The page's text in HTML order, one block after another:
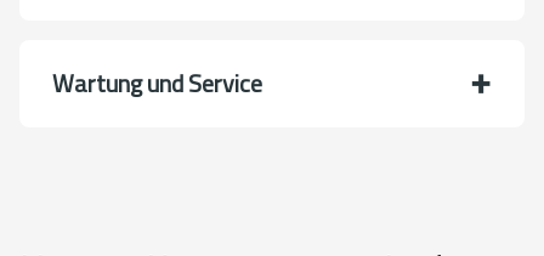
Wartung und Service